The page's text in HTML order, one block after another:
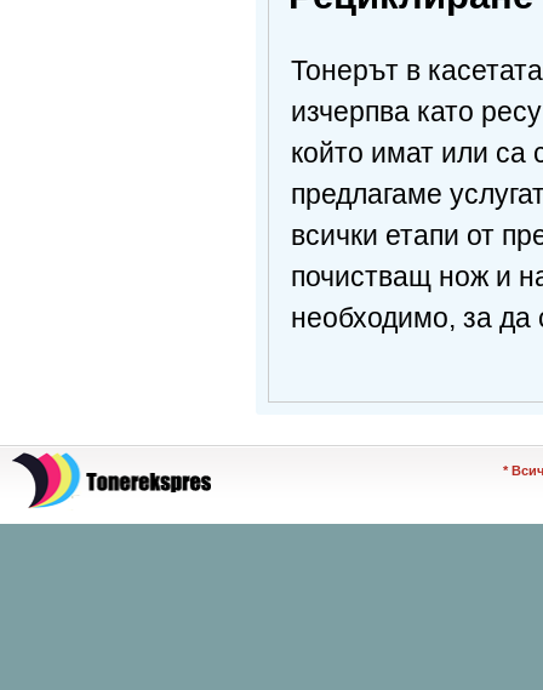
Тонерът в
изчерпва като
който имат или са
предлагаме
всички етапи от
почистващ нож и
необходимо, за да
*